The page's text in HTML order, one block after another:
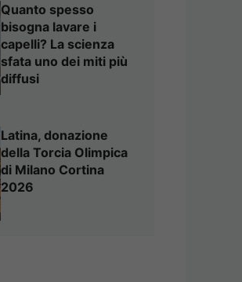
Quanto spesso
bisogna lavare i
capelli? La scienza
sfata uno dei miti più
diffusi
Latina, donazione
della Torcia Olimpica
di Milano Cortina
2026